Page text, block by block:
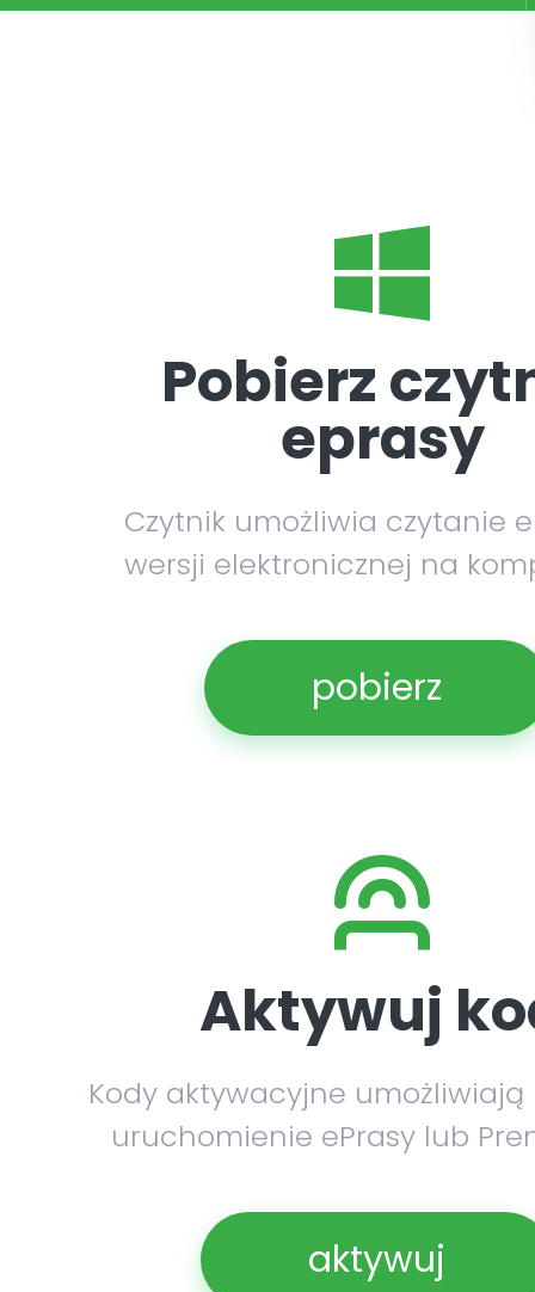
Pobierz
eprasy
Czytnik umożliwia czytanie
wersji elektronicznej na
pobierz
Aktywuj
Kody aktywacyjne umożliwiają
uruchomienie ePrasy lub
aktywuj